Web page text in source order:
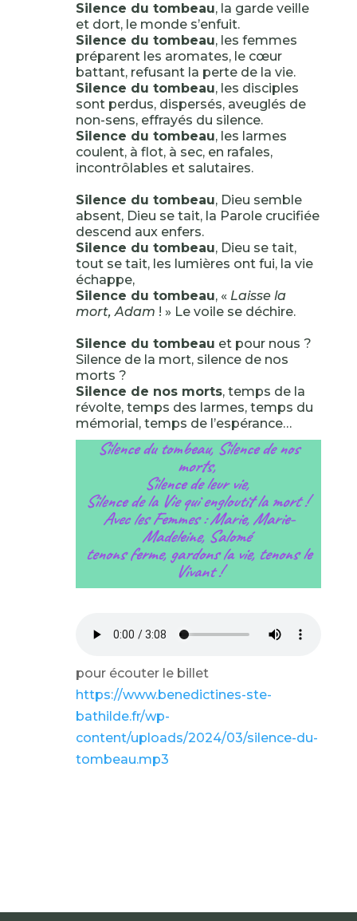
Silence du tombeau, la garde veille
et dort, le monde s’enfuit.
Silence du tombeau, les femmes
préparent les aromates, le cœur
battant, refusant la perte de la vie.
Silence du tombeau, les disciples
sont perdus, dispersés, aveuglés de
non-sens, effrayés du silence.
Silence du tombeau, les larmes
coulent, à flot, à sec, en rafales,
incontrôlables et salutaires.
Silence du tombeau, Dieu semble
absent, Dieu se tait, la Parole crucifiée
descend aux enfers.
Silence du tombeau, Dieu se tait,
tout se tait, les lumières ont fui, la vie
échappe,
Silence du tombeau, « Laisse la
mort, Adam ! » Le voile se déchire.
Silence du tombeau et pour nous ?
Silence de la mort, silence de nos
morts ?
Silence de nos morts, temps de la
révolte, temps des larmes, temps du
mémorial, temps de l’espérance…
Silence du tombeau, Silence de nos
morts,
Silence de leur vie,
Silence de la Vie qui engloutit la mort !
Avec les Femmes : Marie, Marie-
Madeleine, Salomé
tenons ferme, gardons la vie, tenons le
Vivant !
pour écouter le billet
https://www.benedictines-ste-
bathilde.fr/wp-
content/uploads/2024/03/silence-du-
tombeau.mp3